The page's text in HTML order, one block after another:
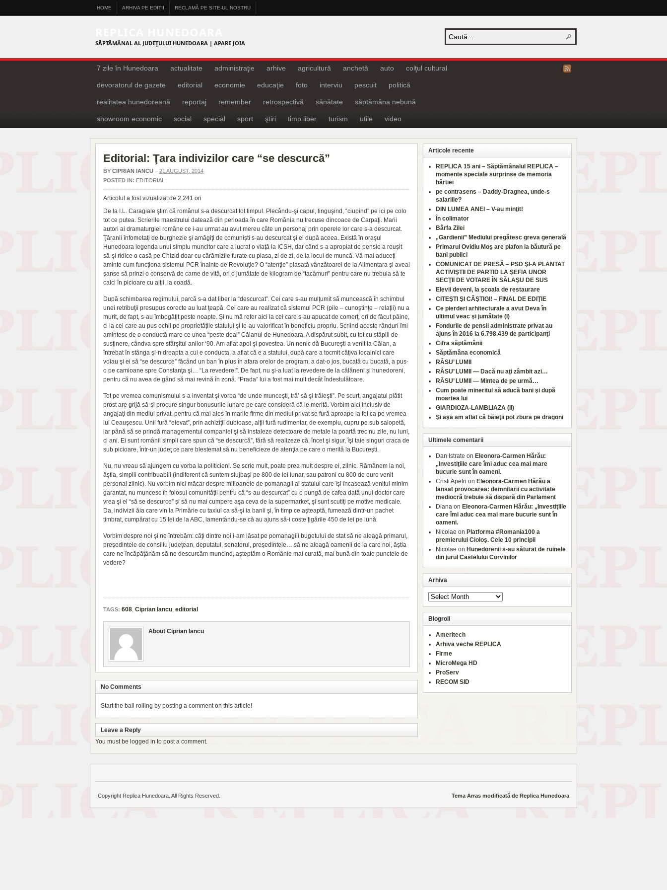
HOME ARHIVA PE EDIŢII RECLAMĂ PE SITE-UL NOSTRU
SĂPTĂMÂNAL AL JUDEŢULUI HUNEDOARA | APARE JOIA
7 zile în Hunedoara actualitate administraţie arhive agricultură anchetă auto colţul cultural
devoratorul de gazete editorial economie educaţie foto interviu pescuit politică
realitatea hunedoreană reportaj remember retrospectivă sănătate săptămâna nebună
showroom economic social special sport ştiri timp liber turism utile video
Editorial: Ţara indivizilor care “se descurcă”
BY CIPRIAN IANCU – 21 AUGUST, 2014
POSTED IN: EDITORIAL
Articolul a fost vizualizat de 2,241 ori
De la I.L. Caragiale ştim că românul s-a descurcat tot timpul. Plecându-şi capul, linguşind, “ciupind” pe ici pe colo
tot ce putea. Scrierile maestrului datează din perioada în care România nu trecuse dincoace de Carpaţi. Marii
autori ai dramaturgiei române ce i-au urmat au avut mereu câte un personaj prin operele lor care s-a descurcat.
Ţăranii înfometaţi de burghezie şi amăgiţi de comunişti s-au descurcat şi ei după aceea. Există în oraşul
Hunedoara legenda unui simplu muncitor care a lucrat o viaţă la ICSH, dar când s-a apropiat de pensie a reuşit
să-şi ridice o casă pe Chizid doar cu cărămizile furate cu plasa, zi de zi, de la locul de muncă. Vă mai aduceţi
aminte cum funcţiona sistemul PCR înainte de Revoluţie? O “atenţie” plasată vânzătoarei de la Alimentara şi aveai
şanse să prinzi o conservă de carne de vită, ori o jumătate de kilogram de “tacâmuri” pentru care nu trebuia să te
calci în picioare cu alţii, la coadă.
După schimbarea regimului, parcă s-a dat liber la “descurcat”. Cei care s-au mulţumit să muncească în schimbul
unei retribuţii presupus corecte au luat ţeapă. Cei care au realizat că sistemul PCR (pile – cunoştinţe – relaţii) nu a
murit, de fapt, s-au îmbogăţit peste noapte. Şi nu mă refer aici la cei care s-au apucat de comerţ, ori de făcut pâine,
ci la cei care au pus ochii pe proprietăţile statului şi le-au valorificat în beneficiu propriu. Scriind aceste rânduri îmi
amintesc de o conductă mare ce unea “peste deal” Călanul de Hunedoara. A dispărut subit, cu tot cu stâplii de
susţinere, cândva spre sfârşitul anilor ‘90. Am aflat apoi şi povestea. Un nenic dă Bucureşti a venit la Călan, a
întrebat în stânga şi-n dreapta a cui e conducta, a aflat că e a statului, după care a tocmit câţiva localnici care
voiau şi ei să “se descurce” făcând un ban în plus în afara orelor de program, a dat-o jos, bucată cu bucată, a pus-
o pe camioane spre Constanţa şi… “La revedere!”. De fapt, nu şi-a luat la revedere de la călăneni şi hunedoreni,
pentru că nu avea de gând să mai revină în zonă. “Prada” lui a fost mai mult decât îndestulătoare.
Tot pe vremea comunismului s-a inventat şi vorba “de unde munceşti, tră’ să şi trăieşti”. Pe scurt, angajatul plătit
prost are grijă să-şi procure singur bonusurile lunare pe care consideră că le merită. Vorbim aici inclusiv de
angajaţi din mediul privat, pentru că mai ales în marile firme din mediul privat se fură aproape la fel ca pe vremea
lui Ceauşescu. Unii fură “elevat”, prin achiziţii dubioase, alţii fură rudimentar, de exemplu, cupru pe sub salopetă,
iar până să se prindă managementul companiei şi să instaleze detectoare de metale la poartă trec nu zile, nu luni,
ci ani. Ei sunt românii simpli care spun că “se descurcă”, fără să realizeze că, încet şi sigur, îşi taie singuri craca de
sub picioare, într-un judeţ ce pare blestemat să nu beneficieze de atenţia pe care o merită la Bucureşti.
Nu, nu vreau să ajungem cu vorba la politicieni. Se scrie mult, poate prea mult despre ei, zilnic. Rămânem la noi,
ăştia, simplii contribuabili (indiferent că suntem slujbaşi pe 800 de lei lunar, sau patroni cu 800 de euro venit
personal zilnic). Nu vorbim nici măcar despre milioanele de pomanagii ai statului care îşi încasează venitul minim
garantat, nu muncesc în folosul comunităţii pentru că “s-au descurcat” cu o pungă de cafea dată unui doctor care
vrea şi el “să se descurce” şi să nu mai cumpere aşa ceva de la supermarket, şi sunt scutiţi pe motive medicale.
Da, indivizii ăia care vin la Primărie cu taxiul ca să-şi ia banii şi, în timp ce aşteaptă, fumează dintr-un pachet
timbrat, cumpărat cu 15 lei de la ABC, lamentându-se că au ajuns să-i coste ţigările 450 de lei pe lună.
Vorbim despre noi şi ne întrebăm: câţi dintre noi i-am lăsat pe pomanagiii bugetului de stat să ne aleagă primarul,
preşedintele de consiliu judeţean, deputatul, senatorul, preşedintele… să ne aleagă oamenii de la care noi, ăştia
care ne încăpăţânăm să ne descurcăm muncind, aşteptăm o Românie mai curată, mai bună din toate punctele de
vedere?
TAGS: 608, Ciprian Iancu, editorial
About Ciprian Iancu
No Comments
Start the ball rolling by posting a comment on this article!
Leave a Reply
You must be logged in to post a comment.
Articole recente
REPLICA 15 ani – Săptămânalul REPLICA –
momente speciale surprinse de memoria
hârtiei
pe contrasens – Daddy-Dragnea, unde-s
salariile?
DIN LUMEA ANEI – V-au minţit!
În colimator
Bârfa Zilei
„Gardienii” Mediului pregătesc greva generală
Primarul Ovidiu Moş are plafon la băutură pe
bani publici
COMUNICAT DE PRESĂ – PSD ŞI-A PLANTAT
ACTIVIŞTII DE PARTID LA ŞEFIA UNOR
SECŢII DE VOTARE ÎN SĂLAŞU DE SUS
Elevii deveni, la şcoala de restaurare
CITEŞTI ŞI CÂŞTIGI! – FINAL DE EDIŢIE
Ce pierderi arhitecturale a avut Deva în
ultimul veac şi jumătate (I)
Fondurile de pensii administrate privat au
ajuns în 2016 la 6.798.439 de participanţi
Cifra săptămânii
Săptămâna economică
RÂSU’ LUMII
RÂSU’ LUMII — Dacă nu aţi zâmbit azi…
RÂSU’ LUMII — Mintea de pe urmă…
Cum poate mineritul să aducă bani şi după
moartea lui
GIARDIOZA-LAMBLIAZA (II)
Şi aşa am aflat că băieţii pot zbura pe dragoni
Ultimele comentarii
Dan Istrate on Eleonora-Carmen Hărău:
„Investiţiile care îmi aduc cea mai mare
bucurie sunt în oameni.
Cristi Apetri on Eleonora-Carmen Hărău a
lansat provocarea: demnitarii cu activitate
mediocră trebuie să dispară din Parlament
Diana on Eleonora-Carmen Hărău: „Investiţiile
care îmi aduc cea mai mare bucurie sunt în
oameni.
Nicolae on Platforma #Romania100 a
premierului Cioloş. Cele 10 principii
Nicolae on Hunedorenii s-au săturat de ruinele
din jurul Castelului Corvinilor
Arhiva
Blogroll
Ameritech
Arhiva veche REPLICA
Firme
MicroMega HD
ProServ
RECOM SID
Tema Arras modificată de Replica Hunedoara
Copyright Replica Hunedoara. All Rights Reserved.